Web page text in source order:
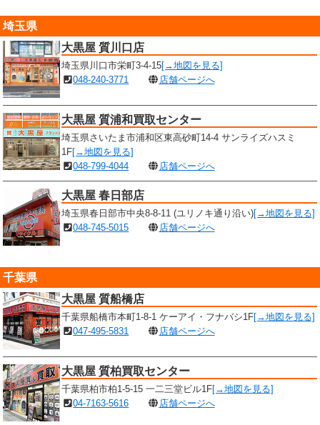
埼玉県
大黒屋 質川口店
埼玉県川口市栄町3-4-15[→地図を見る]
048-240-3771
店舗ページへ
大黒屋 質浦和買取センター
埼玉県さいたま市浦和区東高砂町14-4 サンライズハスミ
1F[→地図を見る]
048-799-4044
店舗ページへ
大黒屋 春日部店
埼玉県春日部市中央8-8-11 (ユリノキ通り沿い)[→地図を見る]
048-745-5015
店舗ページへ
千葉県
大黒屋 質船橋店
千葉県船橋市本町1-8-1 ケーアイ・フナバシ1F[→地図を見る]
047-495-5831
店舗ページへ
大黒屋 質柏買取センター
千葉県柏市柏1-5-15 一二三堂ビル1F[→地図を見る]
04-7163-5616
店舗ページへ